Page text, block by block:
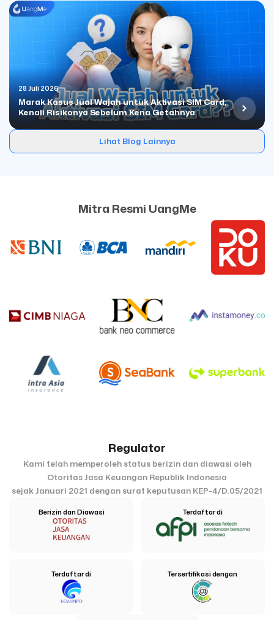
28 Juli 2026
Marak Kasus Jual Wajah untuk Aktivasi SIM Card,
Kenali Risikonya Sebelum Kena Getahnya
Lihat Blog Lainnya
Mitra Resmi UangMe
Regulator
Kami telah memperoleh status berizin dan diawasi oleh
Otoritas Jasa Keuangan Republik Indonesia
sejak Januari 2021 dengan surat keputusan KEP-4/D.05/2021
Berizin dan Diawasi Terdaftar di
Terdaftar di Tersertifikasi dengan